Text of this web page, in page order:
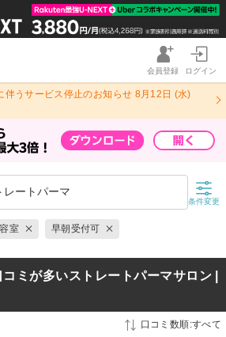
会員登録 ログイン
伴うサービス停止のお知らせ 8月12日 (水)
レートパーマ
条件変更
室 早朝受付可
ミが多いストレートパーマサロン |
口コミ数順:すべて